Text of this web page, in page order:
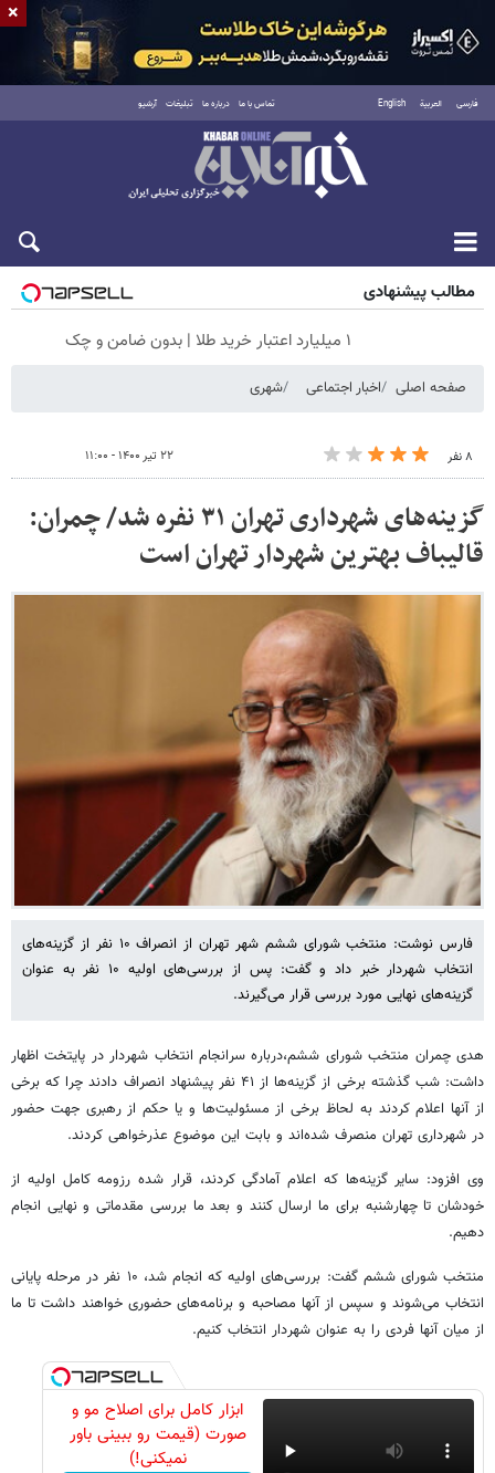
فارسی العربية English تماس با ما درباره ما تبلیغات آرشیو
جمعه ۱۶ مرداد ۱۴۰۵
مطالب پیشنهادی
۱ میلیارد اعتبار خرید طلا | بدون ضامن و چک
صفحه اصلی اخبار اجتماعی شهری
۸ نفر ۲۲ تیر ۱۴۰۰ - ۱۱:۰۰
گزینه‌های شهرداری تهران ۳۱ نفره شد/ چمران:
قالیباف بهترین شهردار تهران است
فارس نوشت: منتخب شورای ششم شهر تهران از انصراف ۱۰ نفر از گزینه‌های
انتخاب شهردار خبر داد و گفت: پس از بررسی‌های اولیه ۱۰ نفر به عنوان
گزینه‌های نهایی مورد بررسی قرار می‌گیرند.
هدی چمران منتخب شورای ششم،‌درباره سرانجام انتخاب شهردار در پایتخت اظهار
داشت: شب گذشته برخی از گزینه‌ها از ۴۱ نفر پیشنهاد انصراف دادند چرا که برخی
از آنها اعلام کردند به لحاظ برخی از مسئولیت‌ها و یا حکم از رهبری جهت حضور
در شهرداری تهران منصرف شده‌اند و بابت این موضوع عذرخواهی کردند.
وی افزود: سایر گزینه‌ها که اعلام آمادگی کردند، قرار شده رزومه کامل اولیه از
خودشان تا چهارشنبه برای ما ارسال کنند و بعد ما بررسی مقدماتی و نهایی انجام
دهیم.
منتخب شورای ششم گفت: بررسی‌های اولیه که انجام شد، ۱۰ نفر در مرحله پایانی
انتخاب می‌شوند و سپس از آنها مصاحبه و برنامه‌های حضوری خواهند داشت تا ما
از میان آنها فردی را به عنوان شهردار انتخاب کنیم.
ابزار کامل برای اصلاح مو و
صورت (قیمت رو ببینی باور
نمیکنی!)
×